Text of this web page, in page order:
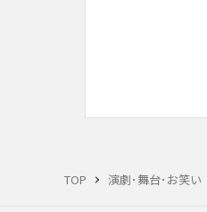
TOP 演劇･舞台･お笑い